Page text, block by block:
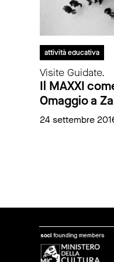
attività educativa
Visite Guidate.
Il MAXXI
Omaggio a
24 settembre